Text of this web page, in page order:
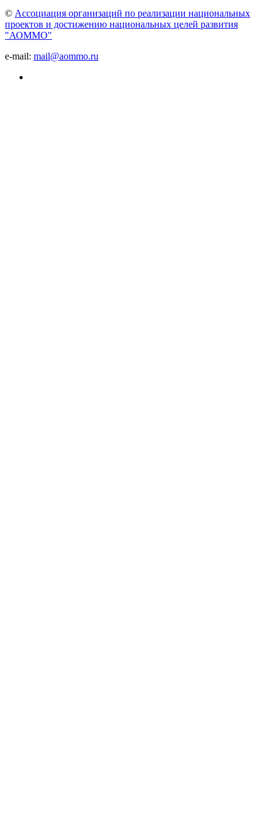
© Ассоциация организаций по реализации национальных
проектов и достижению национальных целей развития
"АОММО"
e-mail: mail@aommo.ru